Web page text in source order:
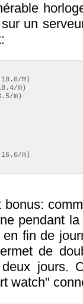
un
m)
m)
m)
m)
pendant
fin de
de
jours.
watch"